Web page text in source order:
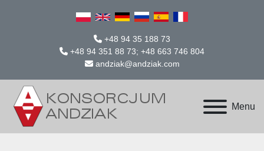
+48 94 35 188 73
+48 94 351 88 73; +48 663 746 804
andziak@andziak.com
Menu